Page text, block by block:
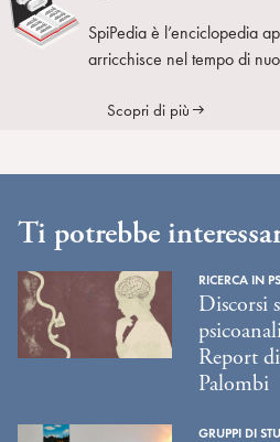
SpiPedia è l’enciclopedia
arricchisce nel tempo di
Scopri di più
Ti potrebbe
RICERCA IN
Discorsi
Report
Palombi
GRUPPI DI